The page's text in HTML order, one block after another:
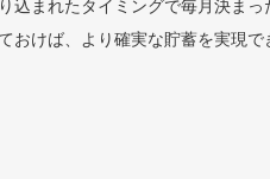
込まれたタイミングで毎月決ま
けば、より確実な貯蓄を実現で